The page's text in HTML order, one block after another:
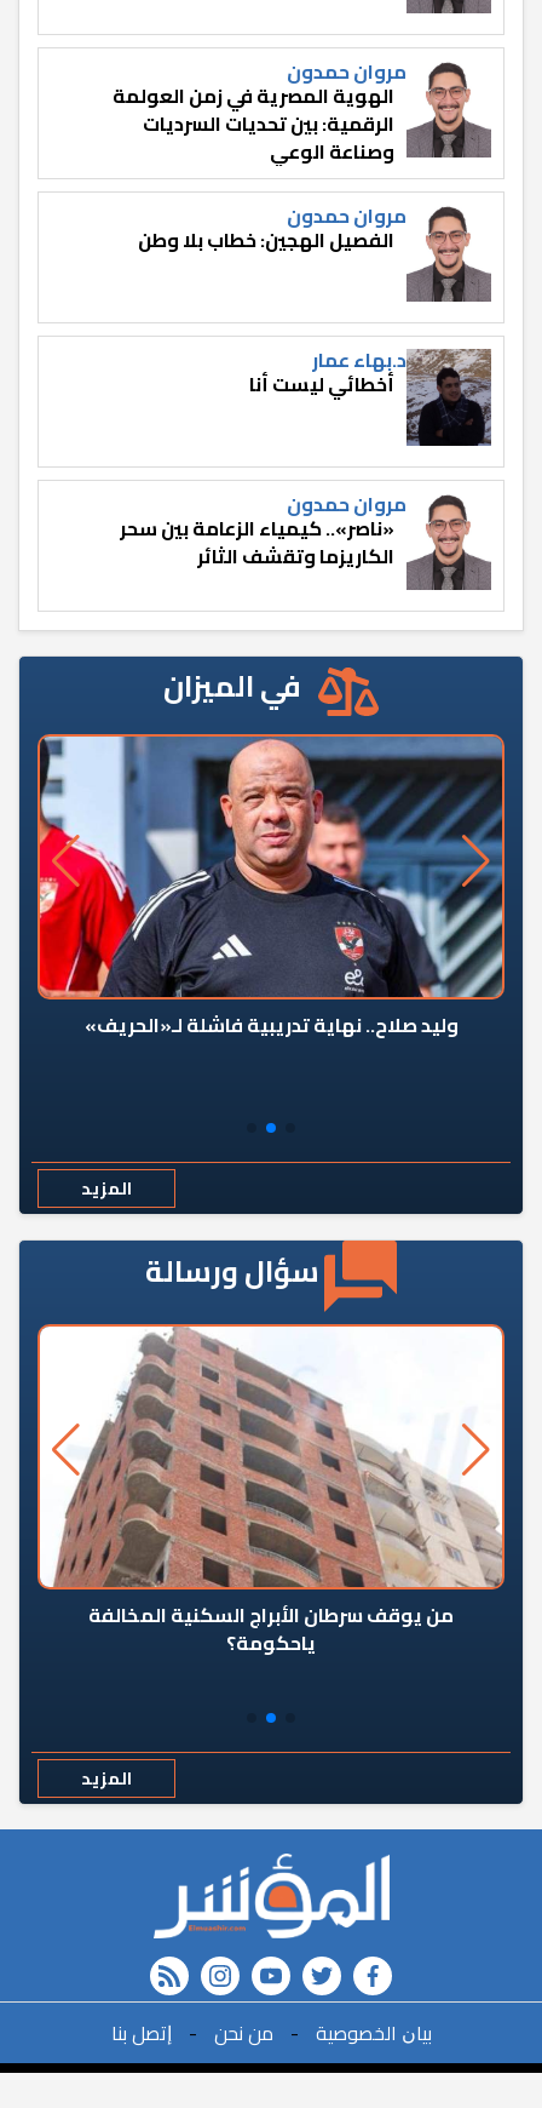
مروان حمدون
الهوية المصرية في زمن العولمة
الرقمية: بين تحديات السرديات
وصناعة الوعي
مروان حمدون
الفصيل الهجين: خطاب بلا وطن
د.بهاء عمار
أخطائي ليست أنا
مروان حمدون
«ناصر».. كيمياء الزعامة بين سحر
الكاريزما وتقشف الثائر
في الميزان
وليد صلاح.. نهاية تدريبية فاشلة لـ«الحريف»
المزيد
سؤال ورسالة
من يوقف سرطان الأبراج السكنية المخالفة
ياحكومة؟
المزيد
FACEBOOK
twitter
youtube
instagram
rss feed
ﺑﻴﺎﻥ اﻟﺨﺼﻮﺻﻴﺔ - ﻣﻦ ﻧﺤﻦ - ﺇﺗﺼﻞ ﺑﻨﺎ